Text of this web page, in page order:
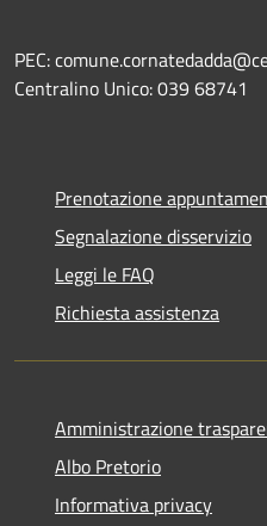
PEC:
Centralino Unico: 039 68741
Prenotazione
Segnalazione disservizio
Leggi le FAQ
Richiesta assistenza
Amministrazione
Albo Pretorio
Informativa privacy